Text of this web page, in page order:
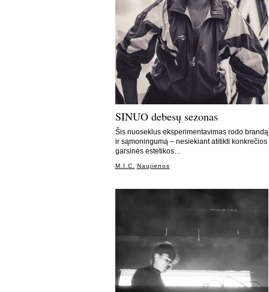
SINUO debesų sezonas
Šis nuoseklus eksperimentavimas rodo brandą
ir sąmoningumą – nesiekiant atitikti konkrečios
garsinės estetikos…
M.I.C. Naujienos